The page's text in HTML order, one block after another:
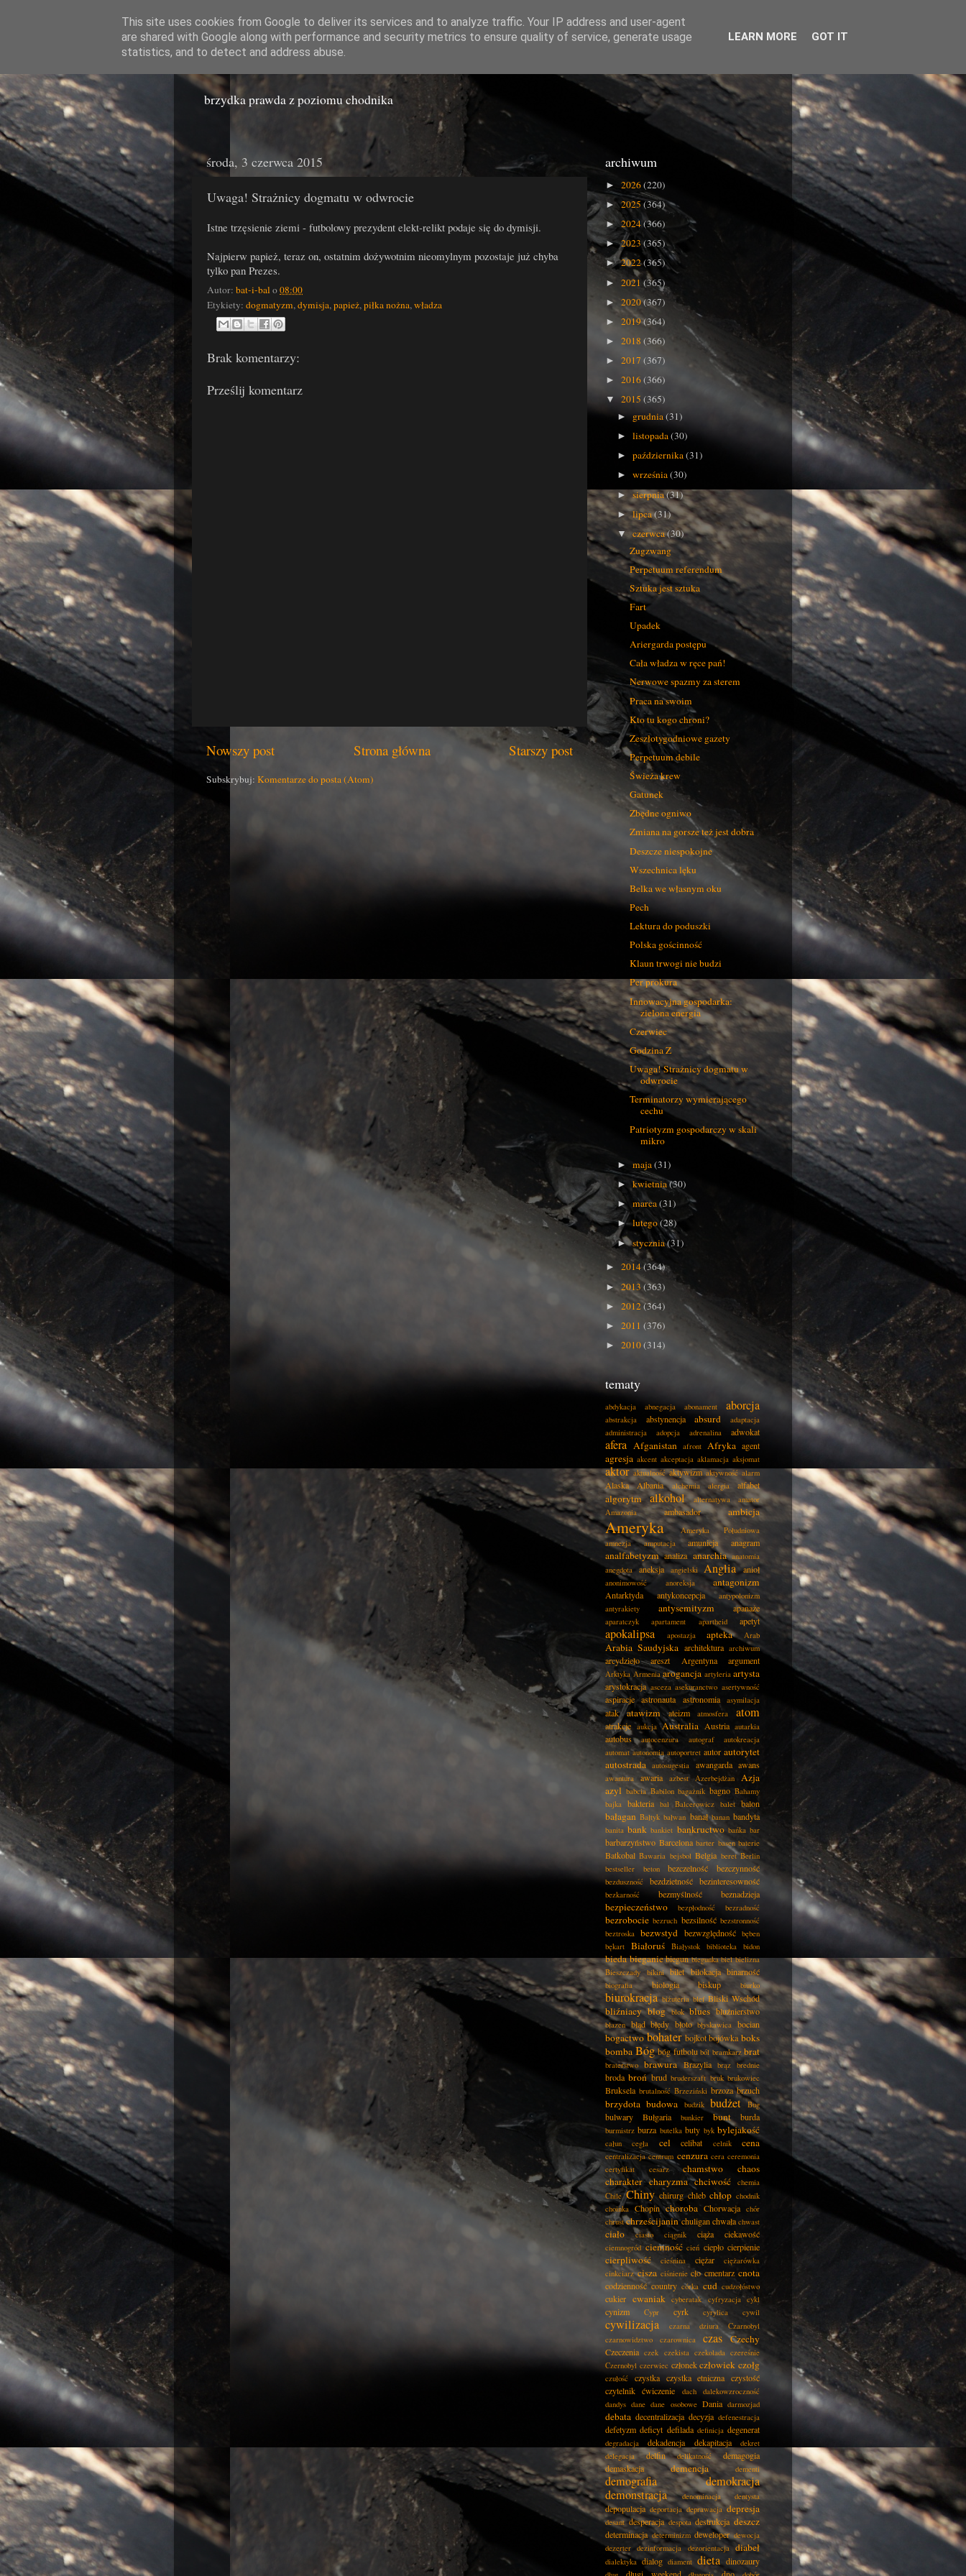
Miasto Gówna
brzydka prawda z poziomu chodnika
środa, 3 czerwca 2015
Uwaga! Strażnicy dogmatu w odwrocie
Istne trzęsienie ziemi - futbolowy prezydent elekt-relikt podaje się do dymisji.
Najpierw papież, teraz on, ostatnim dożywotnim nieomylnym pozostaje już chyba
tylko pan Prezes.
Autor: bat-i-bal o08:00
Etykiety: dogmatyzm, dymisja, papież, piłka nożna, władza
Brak komentarzy:
Prześlij komentarz
Nowszy post Starszy post
Strona główna
Subskrybuj: Komentarze do posta (Atom)
archiwum
► 2026(220)
►2025(364)
► 2024(366)
►2023(365)
►2022(365)
► 2021(365)
► 2020(367)
► 2019(364)
► 2018 (366)
► 2017 (367)
► 2016(366)
▼ 2015 (365)
► grudnia(31)
►listopada(30)
►października(31)
►września(30)
►sierpnia(31)
►lipca(31)
▼czerwca(30)
Zugzwang
Perpetuum referendum
Sztuka jest sztuka
Fart
Upadek
Ariergarda postępu
Cała władza w ręce pań!
Nerwowe spazmy za sterem
Praca na swoim
Kto tu kogo chroni?
Zeszłotygodniowe gazety
Perpetuum debile
Świeża krew
Gatunek
Zbędne ogniwo
Zmiana na gorsze też jest dobra
Deszcze niespokojne
Wszechnica lęku
Belka we własnym oku
Pech
Lektura do poduszki
Polska gościnność
Klaun trwogi nie budzi
Per prokura
Innowacyjna gospodarka:
zielona energia
Czerwiec
Godzina Z
Uwaga! Strażnicy dogmatu w
odwrocie
Terminatorzy wymierającego
cechu
Patriotyzm gospodarczy w skali
mikro
►maja(31)
►kwietnia(30)
►marca(31)
►lutego(28)
►stycznia(31)
► 2014(364)
► 2013 (363)
► 2012(364)
► 2011 (376)
► 2010(314)
tematy
abdykacja abnegacja abonament aborcja
abstrakcja abstynencja absurd
adaptacja
administracja
adopcja adrenalina adwokat
afera Afganistan afront Afryka agent
agresja akcent akceptacja aklamacja aksjomat
aktor aktualność aktywizm aktywność alarm
Alaska Albania alchemia alergia alfabet
algorytm alkohol alternatywa
amator
Amazonia
ambasador ambicja
Ameryka
Ameryka Południowa
amnezja
amputacja amunicja anagram
analfabetyzm analiza anarchia anatomia
anegdota
aneksja angielski Anglia anioł
anonimowość anoreksja antagonizm
Antarktyda antykoncepcja
antypolonizm
antyrakiety
antysemityzm apanaże
aparatczyk apartament apartheid apetyt
apokalipsa apostazja apteka Arab
Arabia Saudyjska architektura archiwum
arcydzieło areszt Argentyna argument
Arktyka Armenia arogancja artyleria artysta
arystokracja asceza asekuranctwo asertywność
aspiracje astronauta astronomia asymilacja
atak atawizm ateizm atmosfera atom
atrakcje aukcja Australia Austria autarkia
autobus autocenzura autograf
autokreacja
automat autonomia autoportret autor autorytet
autostrada autosugestia awangarda awans
awantura awaria azbest Azerbejdżan
Azja
azyl babcia Babilon bagażnik bagno Bahamy
bajka bakteria bal Balcerowicz balet balon
bałagan Bałtyk bałwan banał banan bandyta
banita bank bankiet bankructwo bańka bar
barbarzyństwo Barcelona barter basen baterie
Batkobal Bawaria bejsbol Belgia beret Berlin
bestseller
beton bezczelność bezczynność
bezduszność bezdzietność bezinteresowność
bezkarność bezmyślność beznadzieja
bezpieczeństwo bezpłodność bezradność
bezrobocie bezruch bezsilność bezstronność
beztroska bezwstyd bezwzględność bęben
bękart
Białoruś Białystok biblioteka bidon
bieda bieganie biegun biegunka biel bielizna
Bieszczady
bikini bilet bilokacja binarność
biografia biologia biskup biurko
biurokracja biżuteria blef Bliski Wschód
bliźniacy blog blok blues bluźnierstwo
błazen błąd błędy błoto błyskawica bocian
bogactwo bohater bojkot bojówka boks
bomba Bóg bóg futbolu ból bramkarz brat
braterstwo brawura Brazylia brąz brednie
broda broń brud bruderszaft bruk brukowiec
Bruksela brutalność Brzeziński brzoza brzuch
brzydota budowa budzik budżet Bug
bulwary Bułgaria bunkier bunt burda
burmistrz burza butelka buty byk bylejakość
całun cegła cel celibat celnik cena
centralizacja centrum cenzura cera ceremonia
certyfikat
cesarz chamstwo
chaos
charakter charyzma chciwość
chemia
Chile Chiny chirurg chleb chłop chodnik
choinka Chopin choroba Chorwacja chór
chrust chrześcijanin chuligan chwała chwast
ciało ciasto ciągnik ciąża ciekawość
ciemnogród ciemność cień ciepło cierpienie
cierpliwość cieśnina ciężar
ciężarówka
cinkciarz cisza ciśnienie cło cmentarz cnota
codzienność country córka cud cudzołóstwo
cukier cwaniak cyberatak cyfryzacja cykl
cynizm Cypr cyrk cyrylica cywil
cywilizacja czarna dziura
Czarnobyl
czarnowidztwo
czarownica czas Czechy
Czeczenia czek czekista czekolada czereśnie
Czernobyl czerwiec członek człowiek czołg
czułość czystka czystka etniczna czystość
czytelnik ćwiczenie dach
dalekowzroczność
dandys dane dane osobowe Dania darmozjad
debata decentralizacja decyzja defenestracja
defetyzm deficyt defilada definicja degenerat
degradacja dekadencja dekapitacja
dekret
delegacja
delfin delikatność
demagogia
demaskacja
demencja dementi
demografia
demokracja
demonstracja
denominacja dentysta
depopulacja deportacja deprawacja depresja
desant desperacja despota destrukcja deszcz
determinacja determinizm deweloper dewocja
dezerter dezinformacja dezorientacja diabeł
dialektyka dialog diament dieta dinozaury
This site uses cookies from Google to deliver its services and to analyze traffic. Your IP address and user-agent
are shared with Google along with performance and security metrics to ensure quality of service, generate usage
statistics, and to detect and address abuse.
LEARN MORE GOT IT